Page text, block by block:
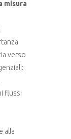
misura
verso
flussi
alla